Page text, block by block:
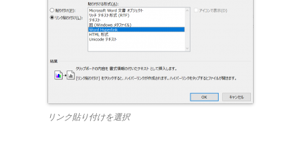
リンク貼り付けを選択